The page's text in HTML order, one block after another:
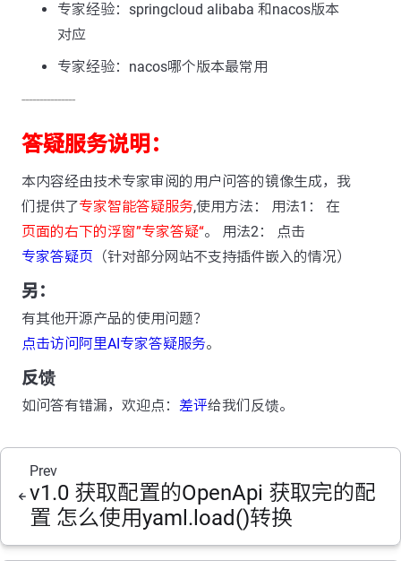
专家经验：springcloud alibaba 和nacos版本
对应
专家经验：nacos哪个版本最常用
---------------
答疑服务说明：
本内容经由技术专家审阅的用户问答的镜像生成，我
们提供了专家智能答疑服务,使用方法： 用法1： 在
页面的右下的浮窗”专家答疑“。 用法2： 点击
专家答疑页 （针对部分网站不支持插件嵌入的情况）
另：
有其他开源产品的使用问题？
点击访问阿里AI专家答疑服务。
反馈
如问答有错漏，欢迎点： 差评给我们反馈。
Prev
v1.0 获取配置的OpenApi 获取完的配
置 怎么使用yaml.load()转换